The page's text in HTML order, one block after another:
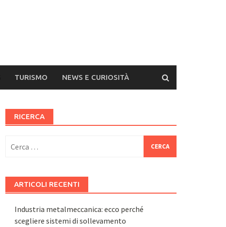
TURISMO NEWS E CURIOSITÀ
RICERCA
per:
ARTICOLI RECENTI
Industria metalmeccanica: ecco perché
scegliere sistemi di sollevamento